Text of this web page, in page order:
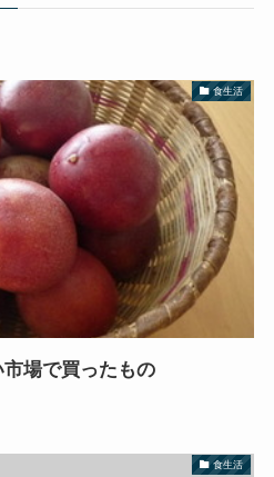
食生活
場で買ったもの
食生活